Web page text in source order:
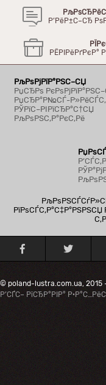
Р’РёР±С–СЂ
РЁРІРёРґРєР°
РљРѕРјРїР°РЅС–СЏ
РџСЂРѕ
РџСЂР°Р№СЃ-
РЎРїС–РІРїСЂР°С†СЏ
РљРѕРЅС‚Р°РєС‚Рё
© poland-lustra.com.ua, 2015
Р’СЃС– РїСЂР°РІР°